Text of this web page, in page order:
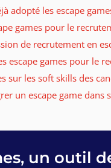
adopté les escape
games pour le
de recrutement en
escape games pour le
sur les soft skills des
un escape game dans
un outil